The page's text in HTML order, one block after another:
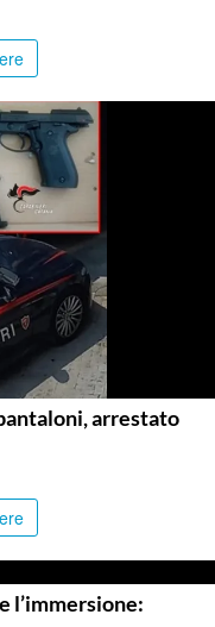
arrestato
l’immersione: